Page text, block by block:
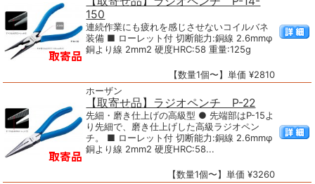
150
連続作業にも疲れを感じさせないコイルバネ
装備 ■ ローレット付 切断能力:銅線 2.6mmφ
銅より線 2mm2 硬度HRC:58 重量:125g
【数量1個〜】単価 ¥2810
ホーザン
【取寄せ品】ラジオペンチ P-22
先細・磨き仕上げの高級型 ● 先端部はP-15よ
り先細で、磨き仕上げした高級ラジオペン
チ。 ■ ローレット付 切断能力:銅線 2.6mmφ
銅より線 2mm2 硬度HRC:58...
【数量1個〜】単価 ¥3260